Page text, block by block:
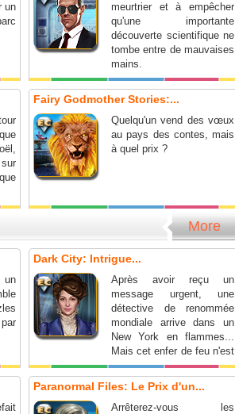
un
meurtrier et à empêcher
qu'une importante
découverte scientifique ne
tombe entre de mauvaises
mains.
Fairy Godmother Stories:...
Quelqu'un vend des vœux
au pays des contes, mais
à quel prix ?
More
Dark City: Intrigue...
Après avoir reçu un
message urgent, une
détective de renommée
mondiale arrive dans un
New York en flammes...
Mais cet enfer de feu n'est
que le début !
Paranormal Files: Le Prix d'un...
Arrêterez-vous les